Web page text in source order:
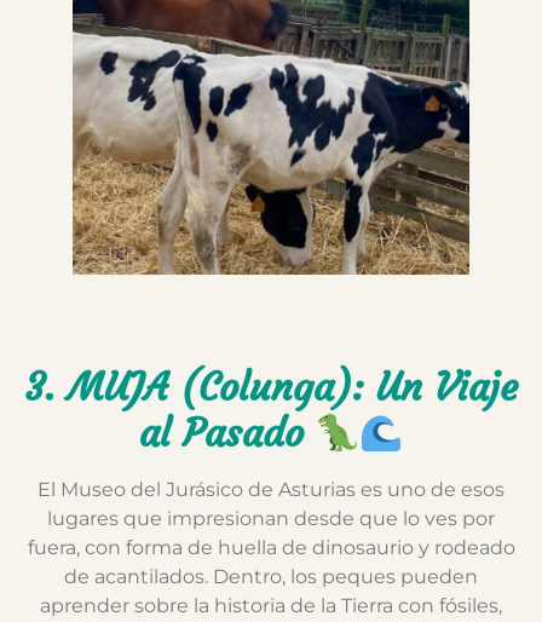
3. MUJA (Colunga): Un Viaje
al Pasado
El Museo del Jurásico de Asturias es uno de esos
lugares que impresionan desde que lo ves por
fuera, con forma de huella de dinosaurio y rodeado
de acantilados. Dentro, los peques pueden
aprender sobre la historia de la Tierra con fósiles,